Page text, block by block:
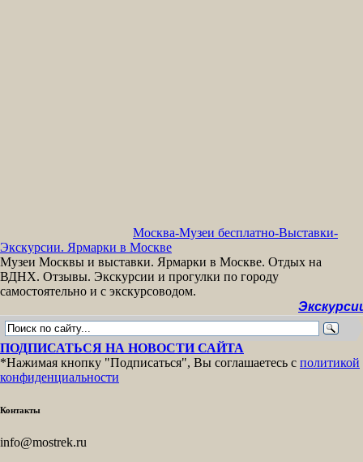
Москва-Музеи бесплатно-Выставки-
Экскурсии. Ярмарки в Москве
Музеи Москвы и выставки. Ярмарки в Москве. Отдых на
ВДНХ. Отзывы. Экскурсии и прогулки по городу
самостоятельно и с экскурсоводом.
Экскурсии
ПОДПИСАТЬСЯ НА НОВОСТИ САЙТА
*Нажимая кнопку "Подписаться", Вы соглашаетесь с политикой
конфиденциальности
Контакты
info@mostrek.ru